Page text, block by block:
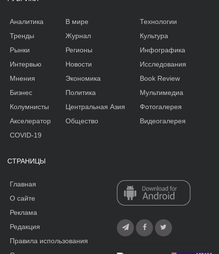
Аналитика
Тренды
Рынки
Интервью
Мнения
Бизнес
Колумнисты
Акселератор
В мире
Журнал
Регионы
Новости
Экономика
Политика
Центральная Азия
Общество
Технологии
Культура
Инфографика
Исследования
Book Review
Мультимедиа
Фотогалерея
Видеогалерея
COVID-19
СТРАНИЦЫ
Главная
О сайте
Реклама
Редакция
Правила использования